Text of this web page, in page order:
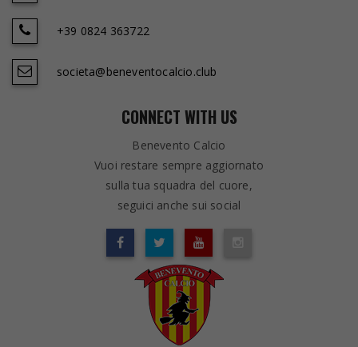
+39 0824 363722
societa@beneventocalcio.club
CONNECT WITH US
Benevento Calcio
Vuoi restare sempre aggiornato
sulla tua squadra del cuore,
seguici anche sui social